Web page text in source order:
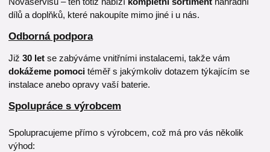
dílů a doplňků, které nakoupíte mimo jiné i u nás.
Odborná podpora
Již 30 let se zabýváme vnitřními instalacemi, takže vám
dokážeme pomoci téměř s jakýmkoliv dotazem týkajícím se
instalace anebo opravy vaší baterie.
Spolupráce s výrobcem
Spolupracujeme přímo s výrobcem, což má pro vás několik
výhod: